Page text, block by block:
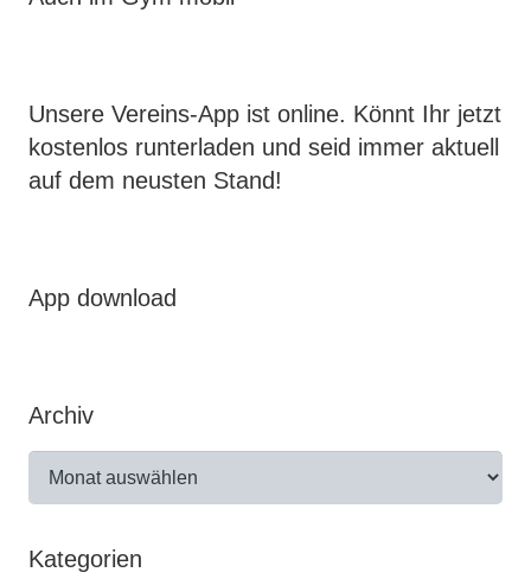
Unsere Vereins-App ist online. Könnt Ihr jetzt
kostenlos runterladen und seid immer aktuell
auf dem neusten Stand!
App download
Archiv
Kategorien